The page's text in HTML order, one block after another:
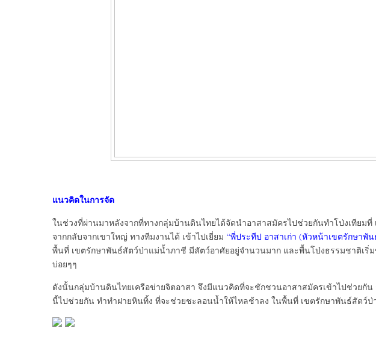
แนวคิดในการจัด
ในช่วงที่ผ่านมาหลังจากที่ทางกลุ่มบ้านดินไทยได้จัดนำอาสาสมัครไปช่วยกันทำโป่งเทียมที่
จากกลับจากเขาใหญ่ ทางทีมงานได้ เข้าไปเยี่ยม “พี่ประทีป อาสาเก่า (หัวหน้าเขตรักษาพั
พื้นที่ เขตรักษาพันธ์สัตว์ป่าแม่น้ำภาชี มีสัตว์อาศัยอยู่จำนวนมาก และพื้นโป่งธรรมชาติเริ่
บ่อยๆๆ
ดังนั้นกลุ่มบ้านดินไทยเครือข่ายจิตอาสา จึงมีแนวคิดที่จะชักชวนอาสาสมัครเข้าไปช่วยกั
นี้ไปช่วยกัน ทำทำฝายหินทิ้ง ที่จะช่วยชะลอนน้ำให้ไหลช้าลง ในพื้นที่ เขตรักษาพันธ์สัตว์